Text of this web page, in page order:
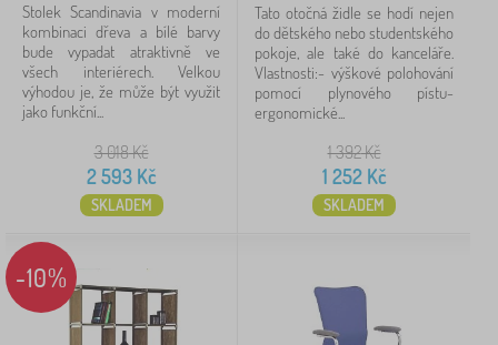
Stolek Scandinavia v moderní
kombinaci dřeva a bílé barvy
bude vypadat atraktivně ve
všech interiérech. Velkou
výhodou je, že může být využit
jako funkční...
3 018Kč
2 593Kč
SKLADEM
Tato otočná židle se hodí nejen
do dětského nebo studentského
pokoje, ale také do kanceláře.
Vlastnosti:- výškové polohování
pomocí plynového pístu-
ergonomické...
1 392Kč
1 252Kč
SKLADEM
-10%